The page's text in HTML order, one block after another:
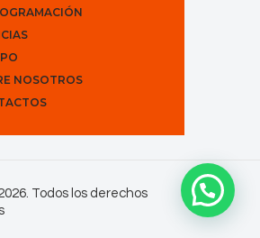
NOSOTROS
Todos los derechos